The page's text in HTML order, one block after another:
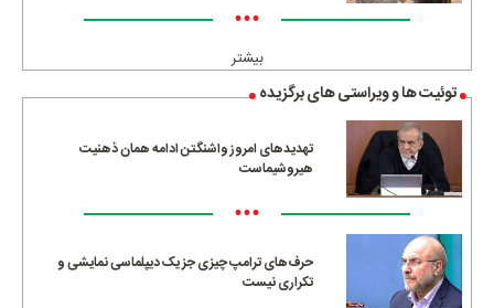
•••
بیشتر
توئیت ها و ویراستی های برگزیده
تهدیدهای امروز واشنگتن ادامه همان ذهنیت
هیروشیماست
•••
حرف‌های ترامپ چیزی جز یک دیپلماسی نمایشی و
تکراری نیست